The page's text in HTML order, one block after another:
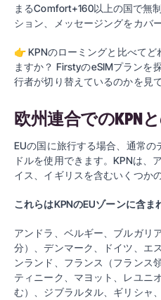
まるComfort+160以上の国で無
ション、メッセージングをカバ
👉KPNのローミングと比べて
ますか？ FirstyのeSIMプランを
行者が切り替えているのかを見
欧州連合でのKPN
EUの国に旅行する場合、通常
ドルを使用できます。KPNは、
イス、イギリスを含むいくつか
これらはKPNのEUゾーンに含ま
アンドラ、ベルギー、ブルガリ
分）、デンマーク、ドイツ、エ
ンランド、フランス（フランス
ティニーク、マヨット、レユニ
む）、ジブラルタル、ギリシャ